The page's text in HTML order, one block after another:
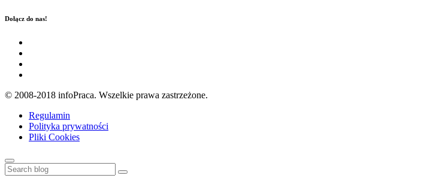
Dołącz do nas!
© 2008-2018 infoPraca. Wszelkie prawa zastrzeżone.
Regulamin
Polityka prywatności
Pliki Cookies